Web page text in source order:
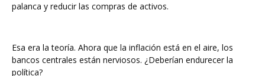
palanca y reducir las compras de activos.
Esa era la teoría. Ahora que la inflación está en el aire, los
bancos centrales están nerviosos. ¿Deberían endurecer la
política?